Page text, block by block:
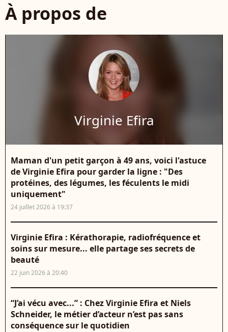
À propos de
Virginie Efira
Maman d'un petit garçon à 49 ans, voici l'astuce
de Virginie Efira pour garder la ligne : "Des
protéines, des légumes, les féculents le midi
uniquement"
24 juillet 2026 à 19:37
Virginie Efira : Kérathorapie, radiofréquence et
soins sur mesure... elle partage ses secrets de
beauté
22 juin 2026 à 20:40
“J’ai vécu avec...” : Chez Virginie Efira et Niels
Schneider, le métier d’acteur n’est pas sans
conséquence sur le quotidien